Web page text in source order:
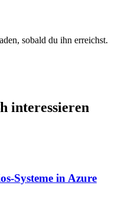
sobald du ihn erreichst.
interessieren
Systeme in Azure